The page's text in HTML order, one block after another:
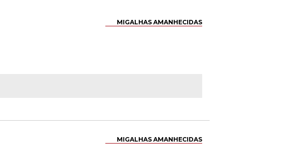
MIGALHAS AMANHECIDAS
MIGALHAS AMANHECIDAS